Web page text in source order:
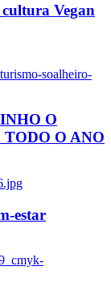
Vegan
soalheiro-
O
O ANO
estar